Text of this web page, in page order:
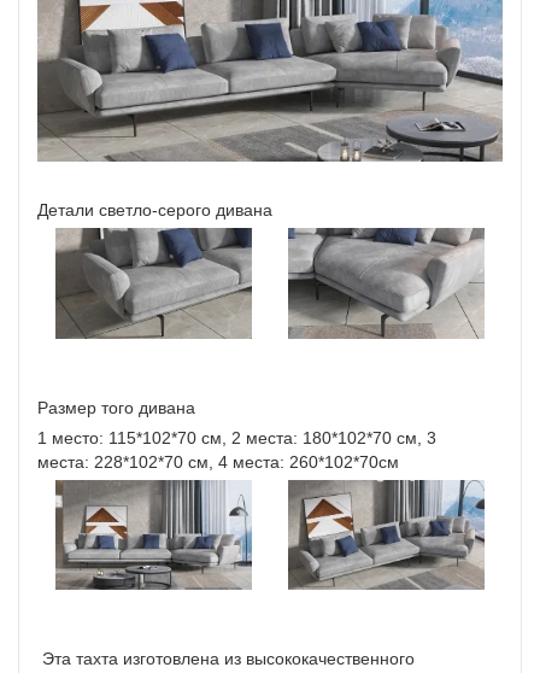
Детали светло-серого дивана
Размер того дивана
1 место: 115*102*70 см, 2 места: 180*102*70 см, 3
места: 228*102*70 см, 4 места: 260*102*70см
Эта тахта изготовлена ​​из высококачественного